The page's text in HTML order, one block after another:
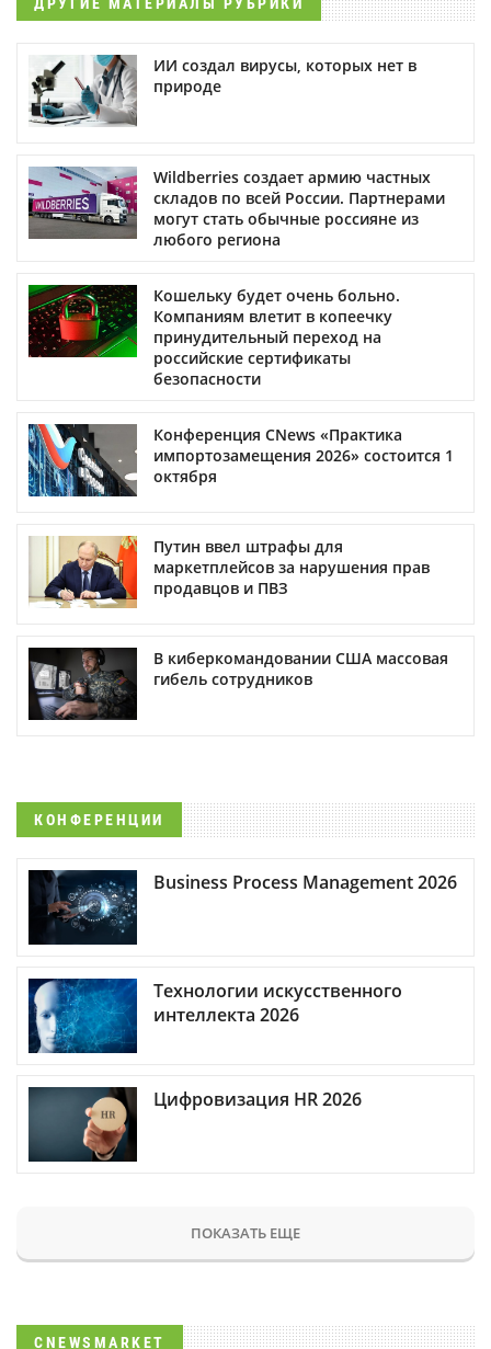
ИИ создал вирусы, которых нет в
природе
Wildberries создает армию частных
складов по всей России. Партнерами
могут стать обычные россияне из
любого региона
Кошельку будет очень больно.
Компаниям влетит в копеечку
принудительный переход на
российские сертификаты
безопасности
Конференция CNews «Практика
импортозамещения 2026» состоится 1
октября
Путин ввел штрафы для
маркетплейсов за нарушения прав
продавцов и ПВЗ
В киберкомандовании США массовая
гибель сотрудников
КОНФЕРЕНЦИИ
Business Process Management 2026
Технологии искусственного
интеллекта 2026
Цифровизация HR 2026
ПОКАЗАТЬ ЕЩЕ
CNEWSMARKET